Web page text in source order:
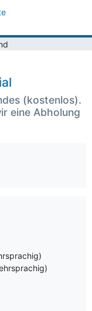
(kostenlos).
eine Abholung